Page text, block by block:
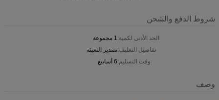
شروط الدفع والشحن
الحد الأدنى لكمية:1 مجموعة
تفاصيل التغليف:تصدير التعبئة
وقت التسليم:6 أسابيع
وصف